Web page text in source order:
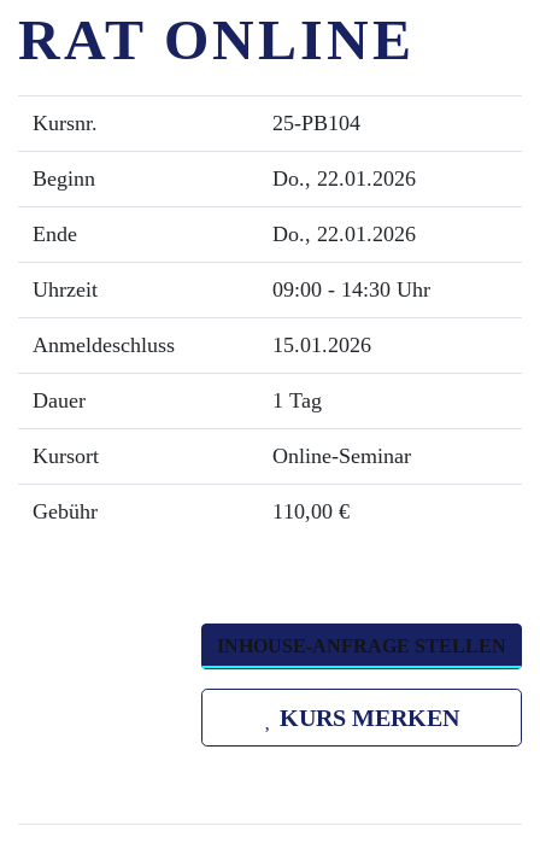
RAT ONLINE
Kursnr. 25-PB104
Beginn Do., 22.01.2026
Ende Do., 22.01.2026
Uhrzeit 09:00 - 14:30 Uhr
Anmeldeschluss 15.01.2026
Dauer 1 Tag
Kursort Online-Seminar
Gebühr 110,00 €
INHOUSE-ANFRAGE STELLEN
KURS MERKEN